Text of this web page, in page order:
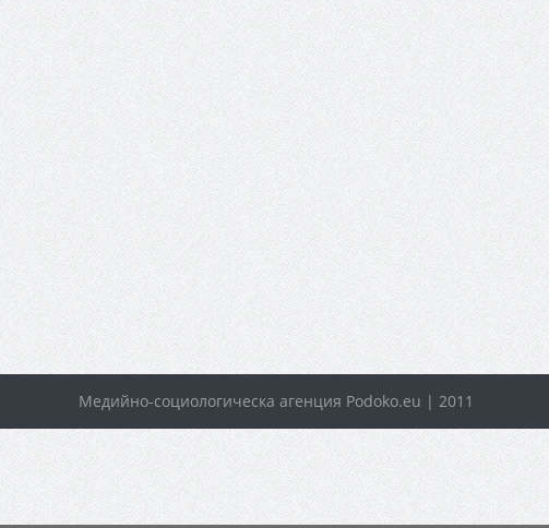
Медийно-социологическа агенция Podoko.eu | 2011